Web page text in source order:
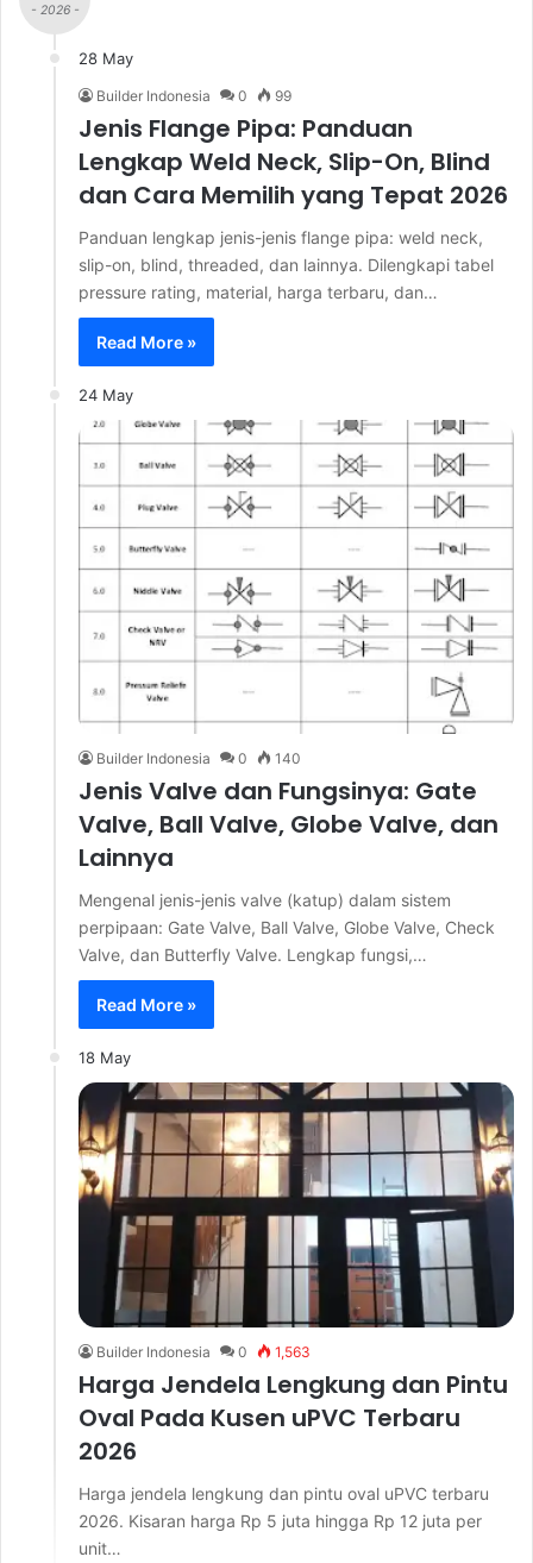
- 2026 -
28 May
Builder Indonesia 0 99
Jenis Flange Pipa: Panduan
Lengkap Weld Neck, Slip-On, Blind
dan Cara Memilih yang Tepat 2026
Panduan lengkap jenis-jenis flange pipa: weld neck,
slip-on, blind, threaded, dan lainnya. Dilengkapi tabel
pressure rating, material, harga terbaru, dan…
Read More »
24 May
Builder Indonesia 0 140
Jenis Valve dan Fungsinya: Gate
Valve, Ball Valve, Globe Valve, dan
Lainnya
Mengenal jenis-jenis valve (katup) dalam sistem
perpipaan: Gate Valve, Ball Valve, Globe Valve, Check
Valve, dan Butterfly Valve. Lengkap fungsi,…
Read More »
18 May
Builder Indonesia 0 1,563
Harga Jendela Lengkung dan Pintu
Oval Pada Kusen uPVC Terbaru
2026
Harga jendela lengkung dan pintu oval uPVC terbaru
2026. Kisaran harga Rp 5 juta hingga Rp 12 juta per
unit…